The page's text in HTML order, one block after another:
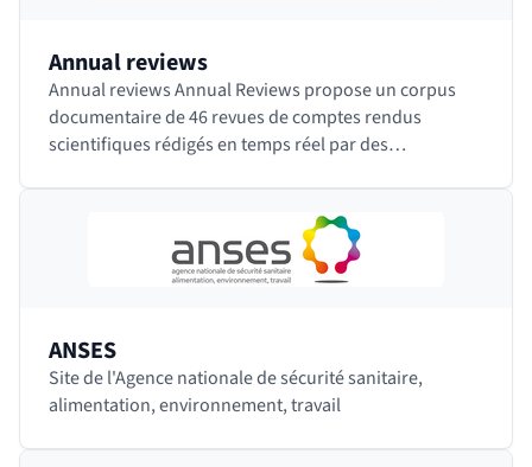
Annual reviews
Annual reviews Annual Reviews propose un corpus
documentaire de 46 revues de comptes rendus
scientifiques rédigés en temps réel par des
ANSES
Site de l'Agence nationale de sécurité sanitaire,
alimentation, environnement, travail